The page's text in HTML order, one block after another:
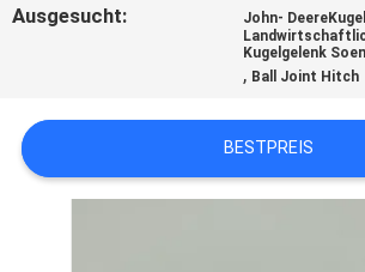
FORDERN
SIE EIN
ZITAT
Ausgesucht: John-
Kugelgelenk
, Ball Joint Hitch
BESTPREIS